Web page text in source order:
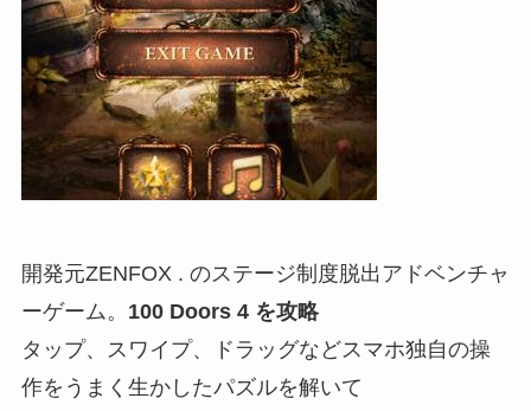
開発元ZENFOX . のステージ制度脱出アドベンチャ
ーゲーム。 100 Doors 4 を攻略
タップ、スワイプ、ドラッグなどスマホ独自の操
作をうまく生かしたパズルを解いて